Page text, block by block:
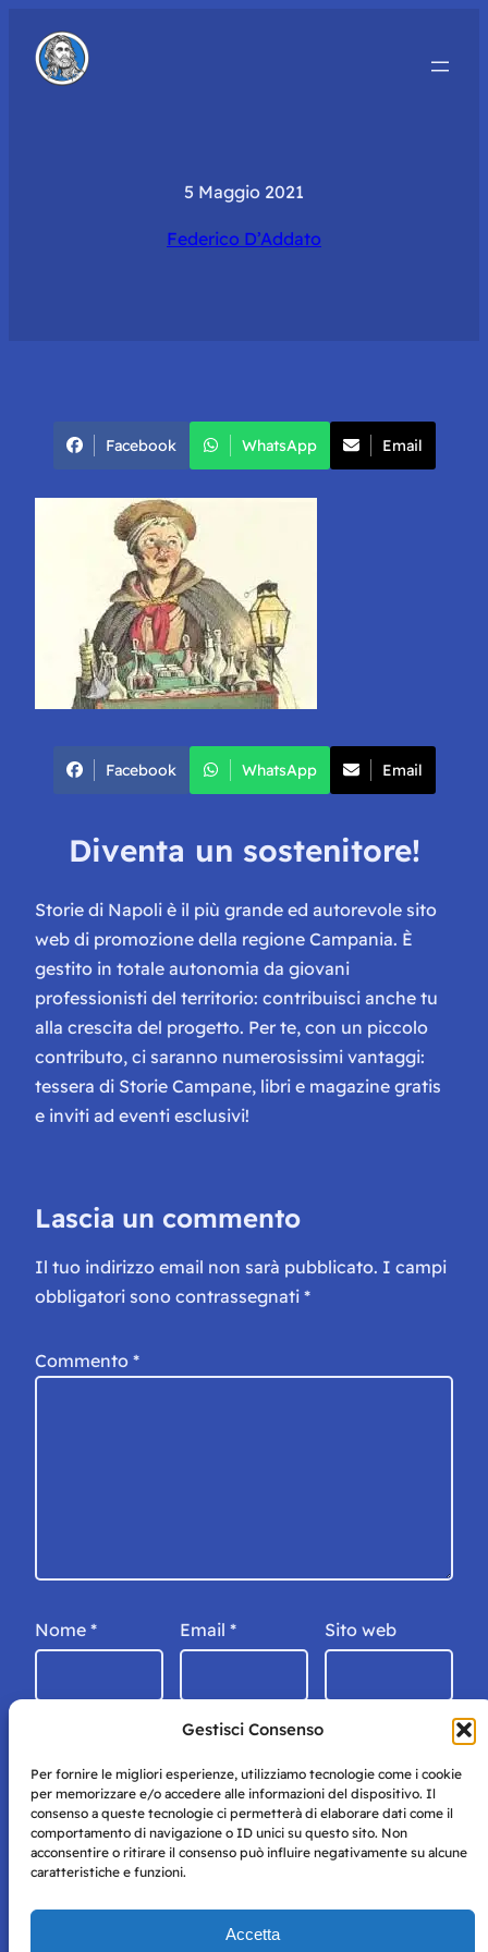
Gestisci Consenso
Per fornire le migliori esperienze, utilizziamo tecnologie come i cookie
per memorizzare e/o accedere alle informazioni del dispositivo. Il
consenso a queste tecnologie ci permetterà di elaborare dati come il
comportamento di navigazione o ID unici su questo sito. Non
acconsentire o ritirare il consenso può influire negativamente su alcune
caratteristiche e funzioni.
Accetta
5 Maggio 2021
Federico D’Addato
Facebook WhatsApp Email
Facebook WhatsApp Email
Diventa un sostenitore!
Storie di Napoli è il più grande ed autorevole sito
web di promozione della regione Campania. È
gestito in totale autonomia da giovani
professionisti del territorio: contribuisci anche tu
alla crescita del progetto. Per te, con un piccolo
contributo, ci saranno numerosissimi vantaggi:
tessera di Storie Campane, libri e magazine gratis
e inviti ad eventi esclusivi!
Lascia un commento
Il tuo indirizzo email non sarà pubblicato. I campi
obbligatori sono contrassegnati *
Commento *
Nome * Email * Sito web
Storie di Napoli è una testata registrata presso il tribunale di